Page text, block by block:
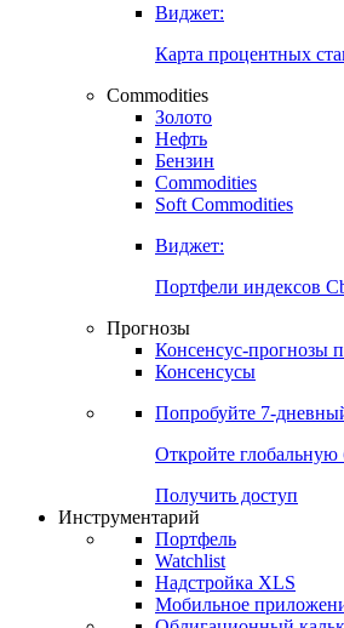
Виджет:
Карта процентных
Commodities
Золото
Нефть
Бензин
Commodities
Soft Commodities
Виджет:
Портфели индексов
Прогнозы
Консенсус-прогнозы
Консенсусы
Попробуйте 7-
Откройте глобальную
Получить доступ
Инструментарий
Портфель
Watchlist
Надстройка XLS
Мобильное